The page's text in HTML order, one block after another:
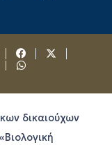
δικαιούχων